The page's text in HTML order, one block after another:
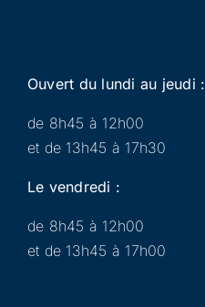
Ouvert du lundi au jeudi :
de 8h45 à 12h00
et de 13h45 à 17h30
Le vendredi :
de 8h45 à 12h00
et de 13h45 à 17h00